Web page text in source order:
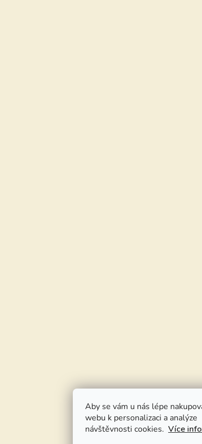
Aby se vám u nás lépe
webu k personalizaci a analýze
návštěvnosti cookies. Více